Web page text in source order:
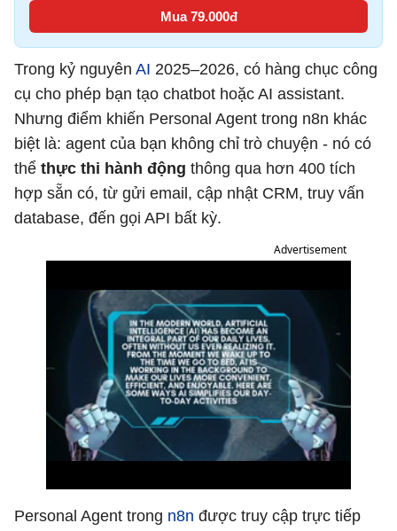
Mua 79.000đ
Trong kỷ nguyên AI 2025–2026, có hàng chục công
cụ cho phép bạn tạo chatbot hoặc AI assistant.
Nhưng điểm khiến Personal Agent trong n8n khác
biệt là: agent của bạn không chỉ trò chuyện - nó có
thể thực thi hành động thông qua hơn 400 tích
hợp sẵn có, từ gửi email, cập nhật CRM, truy vấn
database, đến gọi API bất kỳ.
Advertisement
Personal Agent trong n8n được truy cập trực tiếp